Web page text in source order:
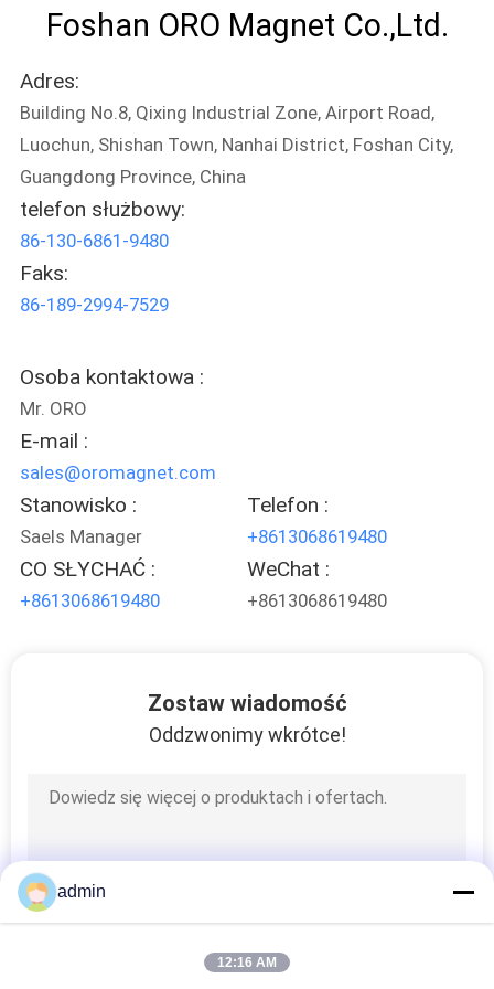
SITEMAP
PRIVACY
POLICY
Foshan ORO Magnet Co.,Ltd.
Adres:
Building No.8, Qixing Industrial Zone, Airport Road,
Luochun, Shishan Town, Nanhai District, Foshan City,
Guangdong Province, China
telefon służbowy:
86-130-6861-9480
Faks:
86-189-2994-7529
Osoba kontaktowa :
Mr. ORO
E-mail :
sales@oromagnet.com
Stanowisko :
Saels Manager
Telefon :
+8613068619480
CO SŁYCHAĆ :
+8613068619480
WeChat :
+8613068619480
Zostaw wiadomość
Oddzwonimy wkrótce!
admin
12:16 AM